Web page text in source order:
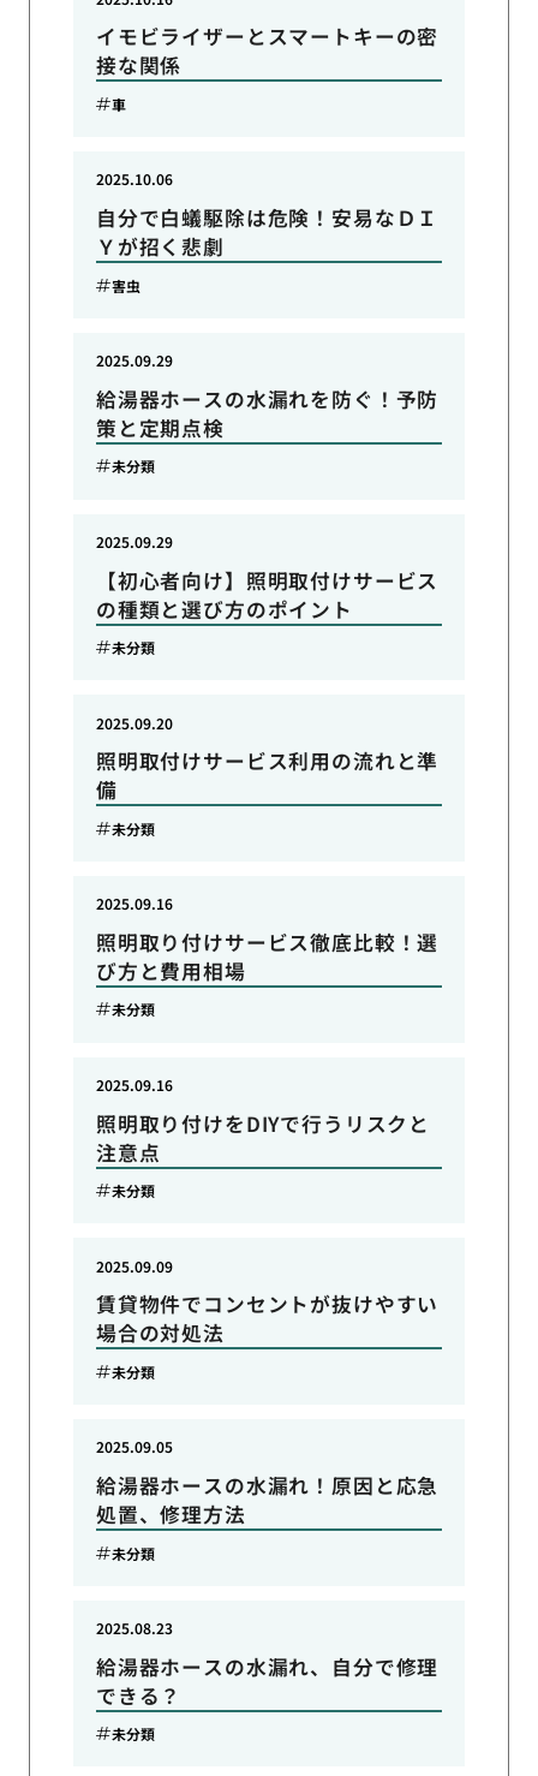
イモビライザーとスマートキーの密
接な関係
車
自分で白蟻駆除は危険！安易なＤＩ
Ｙが招く悲劇
2025.10.06
害虫
給湯器ホースの水漏れを防ぐ！予防
策と定期点検
2025.09.29
未分類
【初心者向け】照明取付けサービス
の種類と選び方のポイント
2025.09.29
未分類
照明取付けサービス利用の流れと準
備
2025.09.20
未分類
照明取り付けサービス徹底比較！選
び方と費用相場
2025.09.16
未分類
照明取り付けをDIYで行うリスクと
注意点
2025.09.16
未分類
賃貸物件でコンセントが抜けやすい
場合の対処法
2025.09.09
未分類
給湯器ホースの水漏れ！原因と応急
処置、修理方法
2025.09.05
未分類
給湯器ホースの水漏れ、自分で修理
できる？
2025.08.23
未分類